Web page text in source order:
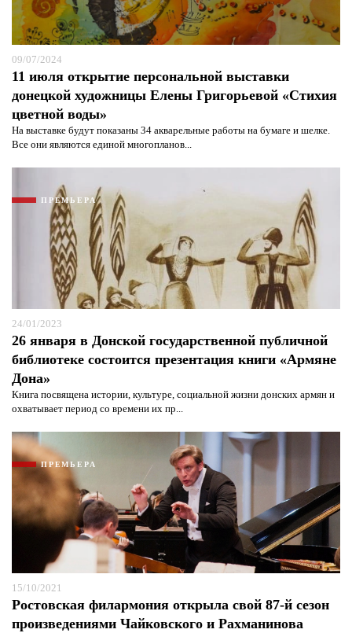
09/07/2024
11 июля открытие персональной выставки
донецкой художницы Елены Григорьевой «Стихия
цветной воды»
На выставке будут показаны 34 акварельные работы на бумаге и шелке.
Все они являются единой многопланов...
ПРЕМЬЕРА
24/01/2023
26 января в Донской государственной публичной
библиотеке состоится презентация книги «Армяне
Дона»
Книга посвящена истории, культуре, социальной жизни донских армян и
охватывает период со времени их пр...
ПРЕМЬЕРА
15/10/2021
Ростовская филармония открыла свой 87-й сезон
произведениями Чайковского и Рахманинова